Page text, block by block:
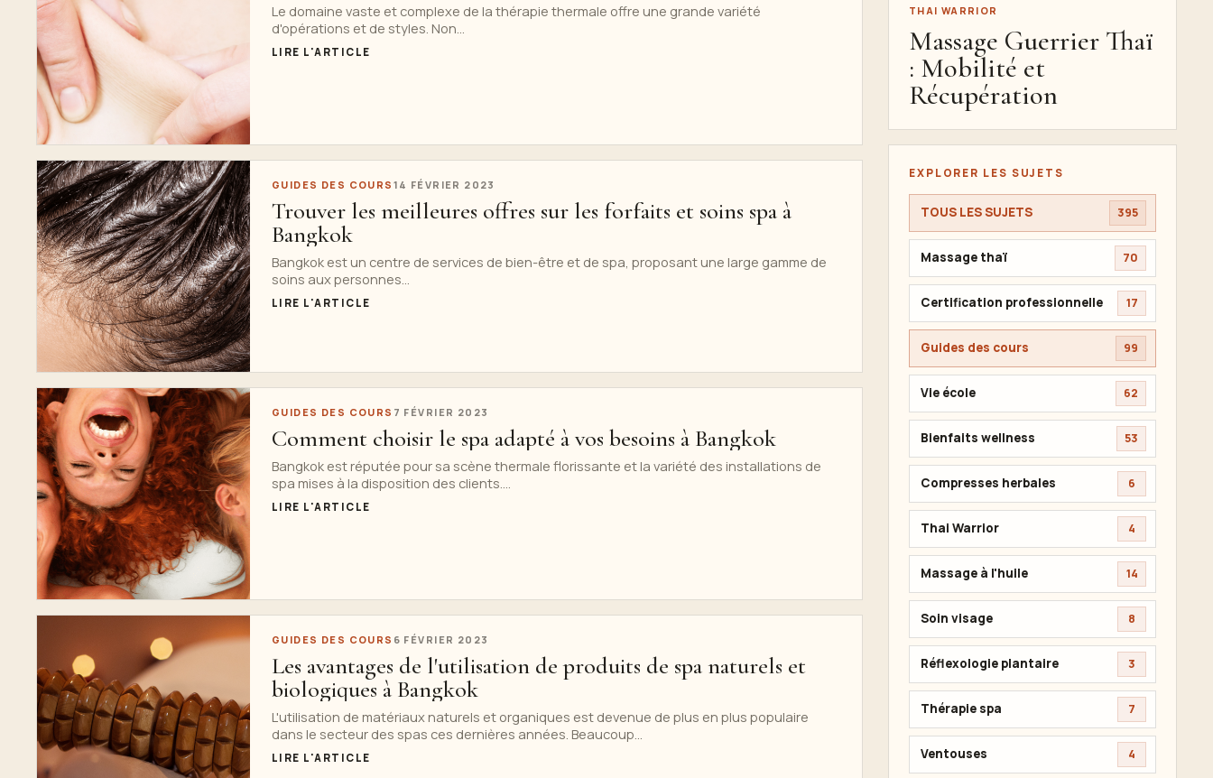
Le domaine vaste et complexe de la thérapie thermale offre une grande variété
d'opérations et de styles. Non...
LIRE L'ARTICLE
GUIDES DES COURS 14 FÉVRIER 2023
Trouver les meilleures offres sur les forfaits et soins spa à
Bangkok
Bangkok est un centre de services de bien-être et de spa, proposant une large gamme de
soins aux personnes...
LIRE L'ARTICLE
GUIDES DES COURS 7 FÉVRIER 2023
Comment choisir le spa adapté à vos besoins à Bangkok
Bangkok est réputée pour sa scène thermale florissante et la variété des installations de
spa mises à la disposition des clients....
LIRE L'ARTICLE
GUIDES DES COURS 6 FÉVRIER 2023
Les avantages de l'utilisation de produits de spa naturels et
biologiques à Bangkok
L'utilisation de matériaux naturels et organiques est devenue de plus en plus populaire
dans le secteur des spas ces dernières années. Beaucoup...
LIRE L'ARTICLE
THAI WARRIOR
Massage Guerrier Thaï
: Mobilité et
Récupération
EXPLORER LES SUJETS
TOUS LES SUJETS 395
Massage thaï 70
Certification professionnelle 17
Guides des cours 99
Vie école 62
Bienfaits wellness 53
Compresses herbales 6
Thai Warrior 4
Massage à l'huile 14
Soin visage 8
Réflexologie plantaire 3
Thérapie spa 7
Ventouses 4